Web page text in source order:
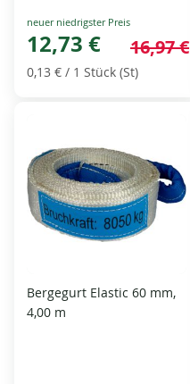
Special
Price
12,73 € 16,97 €
0,13 € / 1 Stück (St)
Bergegurt Elastic 60 mm,
4,00 m